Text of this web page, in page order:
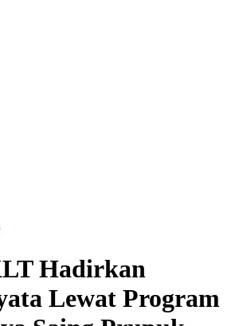
Hadirkan
Lewat Program